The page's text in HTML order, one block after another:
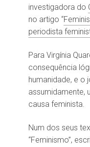
investigadora do
no artigo “
periodista
Para Virgínia
consequência
humanidade, e o
assumidamente,
causa feminista.
Num dos seus
“Feminismo”,